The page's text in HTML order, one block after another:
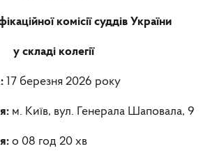
комісії суддів України
у складі колегії
17 березня 2026 року
м. Київ, вул. Генерала Шаповала, 9
о 08 год 20 хв